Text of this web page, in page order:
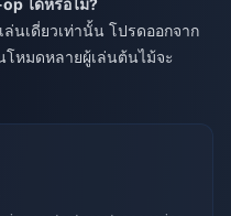
นเดี่ยวเท่านั้น โปรดออกจาก
โหมดหลายผู้เล่นต้นไม้จะ